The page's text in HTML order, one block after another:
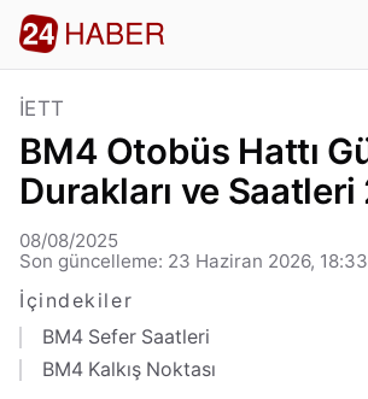
İETT
BM4 Otobüs Hattı
Durakları ve
08/08/2025
Son güncelleme: 23 Haziran 2026, 18:33
İçindekiler
BM4 Sefer Saatleri
BM4 Kalkış Noktası